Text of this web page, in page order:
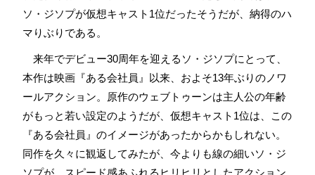
ソ・ジソプが仮想キャスト1位だったそうだが、納得のハ
マりぶりである。
来年でデビュー30周年を迎えるソ・ジソプにとって、
本作は映画『ある会社員』以来、およそ13年ぶりのノワ
ールアクション。原作のウェブトゥーンは主人公の年齢
がもっと若い設定のようだが、仮想キャスト1位は、この
『ある会社員』のイメージがあったからかもしれない。
同作を久々に観返してみたが、今よりも線の細いソ・ジ
ソプが、スピード感あふれるヒリヒリとしたアクション